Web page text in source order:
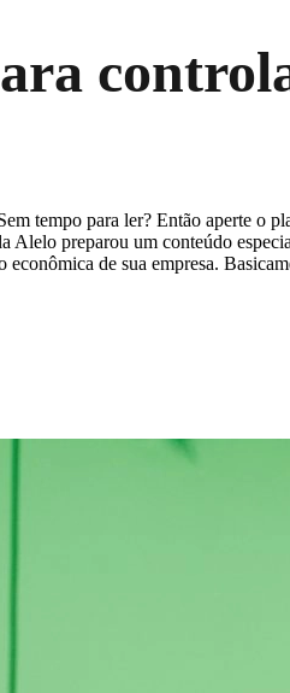
tempo para ler? Então aperte o
preparou um conteúdo
de sua empresa.